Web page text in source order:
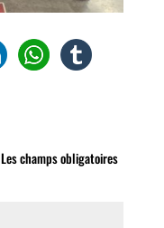
Les champs obligatoires